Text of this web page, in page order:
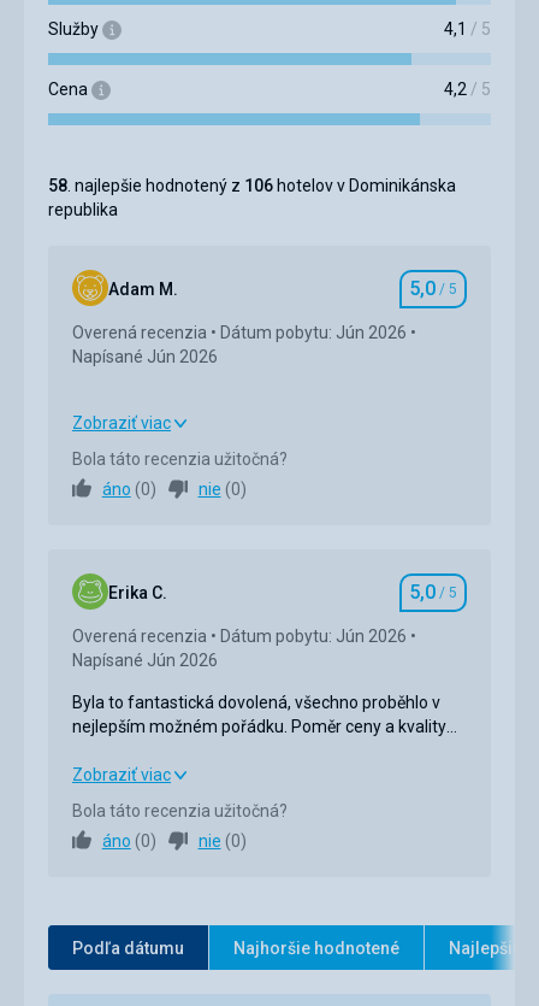
Služby 4,1 / 5
Cena 4,2/ 5
58. najlepšie hodnotený z 106 hotelov v Dominikánska
republika
Adam M. Hodnotenie
5,0 / 5
Overená recenzia
Dátum pobytu: Jún 2026
Napísané Jún 2026
Strava
Ubytovanie
Služby 5,0/ 5
Cena
Zobraziť viac
Bola táto recenzia užitočná?
áno (0) nie (0)
Erika C. Hodnotenie
5,0 / 5
Overená recenzia
Dátum pobytu: Jún 2026
Napísané Jún 2026
Byla to fantastická dovolená, všechno proběhlo v
nejlepším možném pořádku. Poměr ceny a kvality
ohledně odjezdu a časů odjezdu transferu.
Byla to fantastická dovolená, všechno proběhlo v
nejlepším možném pořádku. Poměr ceny a kvality
byl perfektní, i když hotel by mohl být flexibilnější
ohledně odjezdu a časů odjezdu transferu.
Ubytovanie / 5
Zobraziť viac
Bola táto recenzia užitočná?
áno (0) nie (0)
Podľa dátumu Najhoršie hodnotené Najlepšie